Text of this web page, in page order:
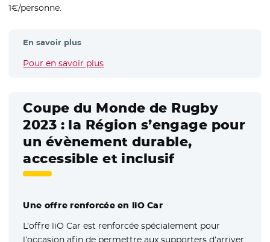
1€/personne.
En savoir plus
Pour en savoir plus
Coupe du Monde de Rugby
2023 : la Région s’engage pour
un évènement durable,
accessible et inclusif
Une offre renforcée en liO Car
L’offre liO Car est renforcée spécialement pour
l’occasion afin de permettre aux supporters d’arriver